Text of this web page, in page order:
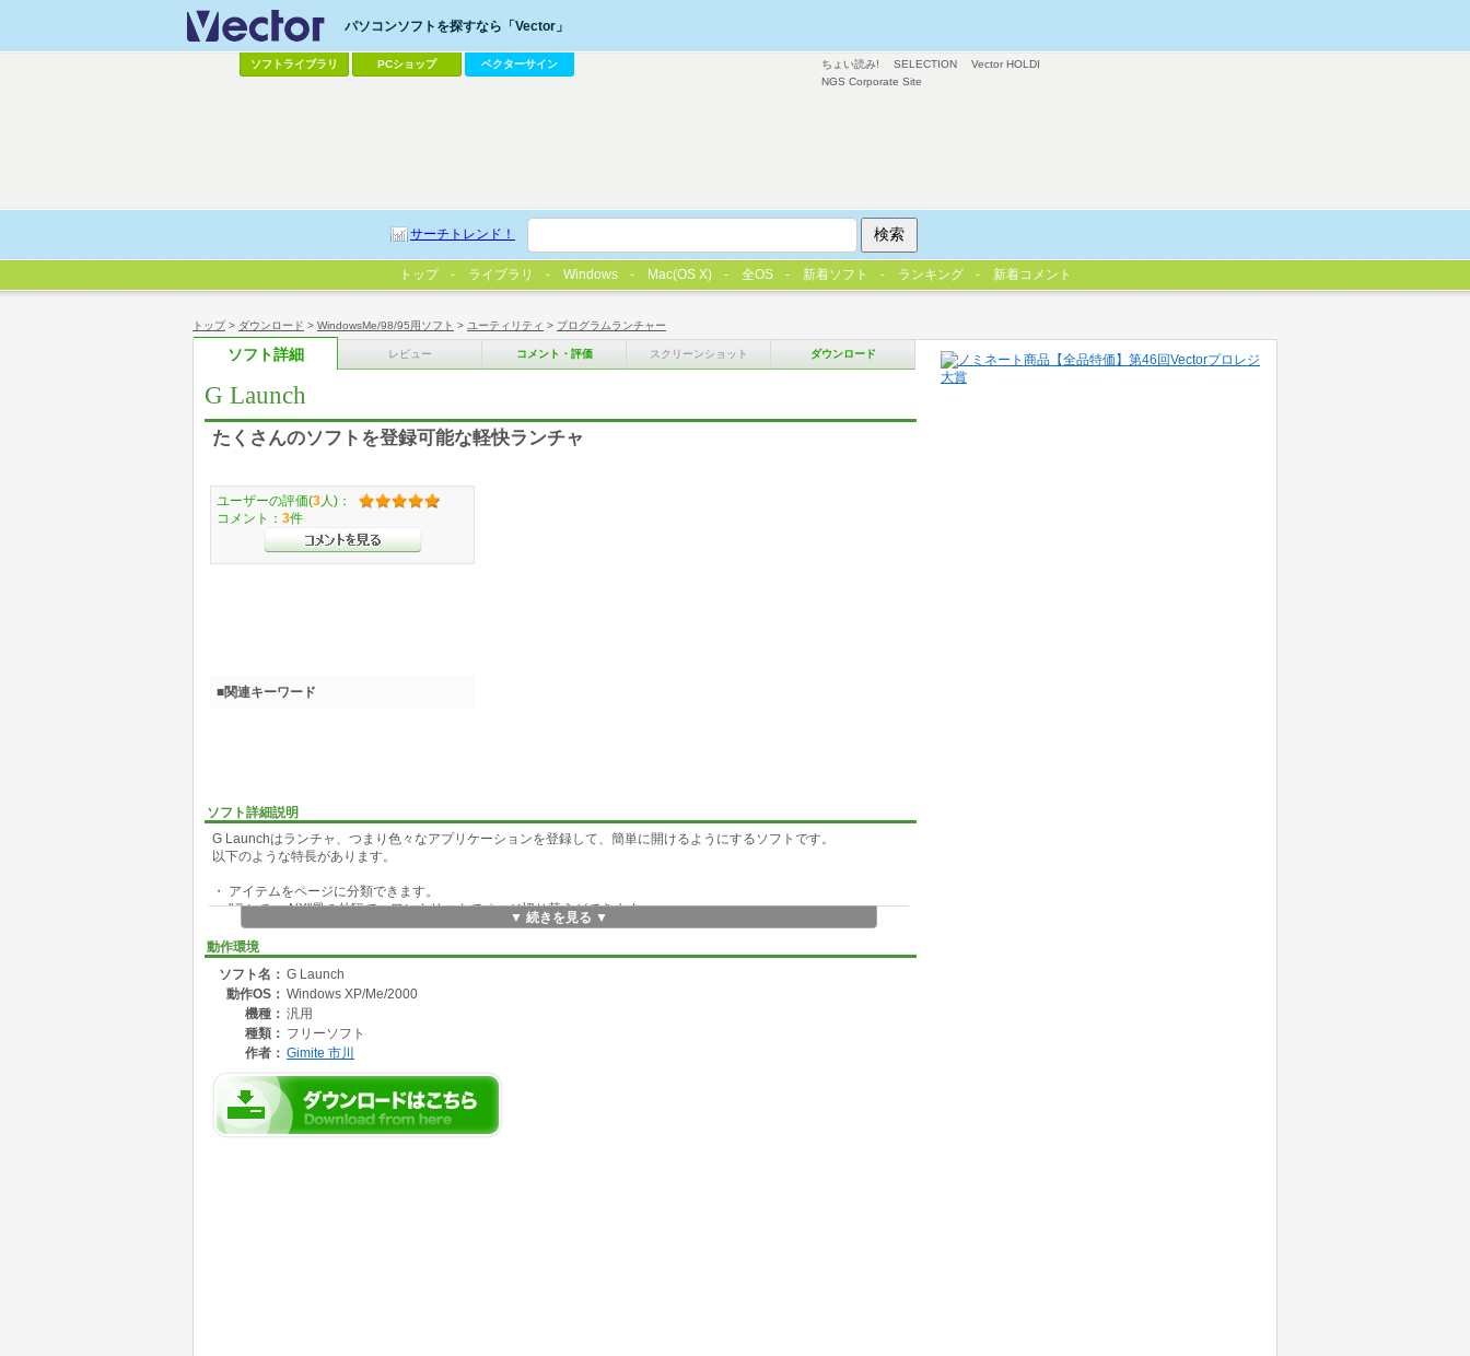
トップ> ダウンロード > WindowsMe/98/95用ソフト > ユーティリティ > プログラムランチャー
ソフト詳細 レビュー コメント・評価 スクリーンショット ダウンロード
G Launch
たくさんのソフトを登録可能な軽快ランチャ
ソフト詳細説明
G Launchはランチャ、つまり色々なアプリケーションを登録して、簡単に開けるようにするソフトです。
以下のような特長があります。
・ アイテムをページに分類できます。
・ "ランチ －NX"風の外観で、ワンクリックでページ切り替えができます。
・ ページの切り替えが高速です。
・ 右クリックメニューから所属フォルダ、ヘルプを一発で開けます。
・ アイテムはドラッグ＆ドロップで登録できます。
・ ファイルやフォルダも登録できます。
・ ページ数はほぼ無制限です。
・ 外観を自由に変更できます。
▼ 続きを見る ▼
動作環境
ソフト名： G Launch
動作OS： Windows XP/Me/2000
機種： 汎用
種類： フリーソフト
作者： Gimite 市川
ユーザーの評価(3 人)：
コメント： 3件
■関連キーワード
ちょい読み! SELECTION
Vector HOLDI
NGS Corporate Site
パソコンソフトを探すなら「Vector」
ソフトライブラリ PCショップ ベクターサイン
サーチトレンド！
トップ ライブラリ Windows Mac(OS X) 全OS 新着ソフト ランキング 新着コメント